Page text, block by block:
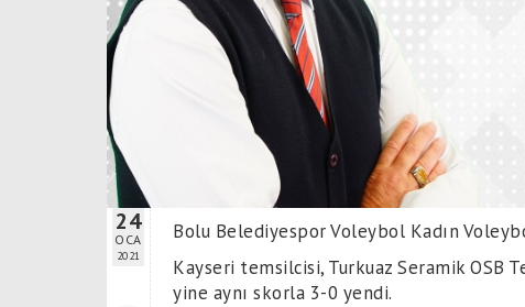
24
OCA
2021
Bolu Belediyespor Voleybol Kadın
Kayseri temsilcisi, Turkuaz Seramik OSB
yine aynı skorla 3-0 yendi.